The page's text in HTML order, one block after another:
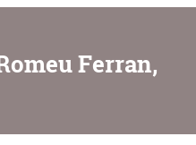
Ferran,